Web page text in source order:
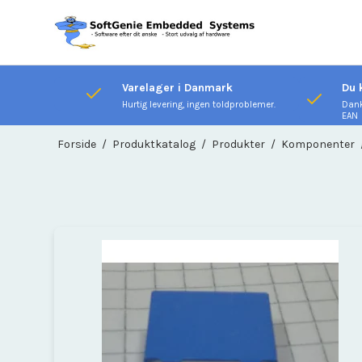
Varelager i Danmark
Hurtig levering, ingen toldproblemer.
Du
EAN
Forside / Produktkatalog / Produkter / Komponenter